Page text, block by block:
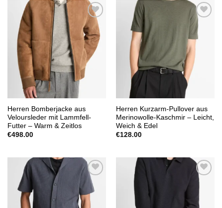
Add to
wishlist
Herren Bomberjacke aus
Veloursleder mit Lammfell-
Futter – Warm & Zeitlos
€498.00
Add to
wishlist
Herren Kurzarm-Pullover aus
Merinowolle-Kaschmir – Leicht,
Weich & Edel
€128.00
Add to
wishlist
Add to
wishlist